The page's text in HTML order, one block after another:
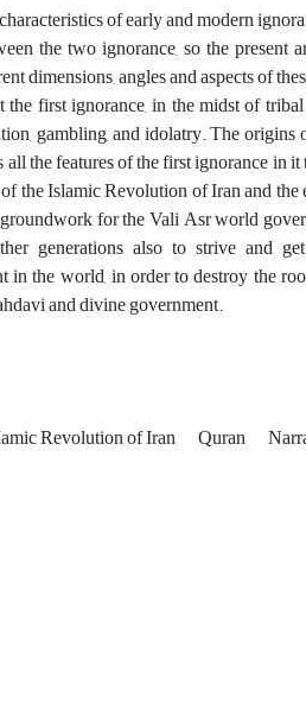
of early and modern
the two ignorance, so the present
dimensions, angles and aspects of
first ignorance, in the midst of
gambling, and idolatry. The origins
the features of the first ignorance in
the Islamic Revolution of Iran and
for the Vali Asr world
generations also to strive and
in the world, in order to destroy the
and divine government.
Revolution of Iran Quran